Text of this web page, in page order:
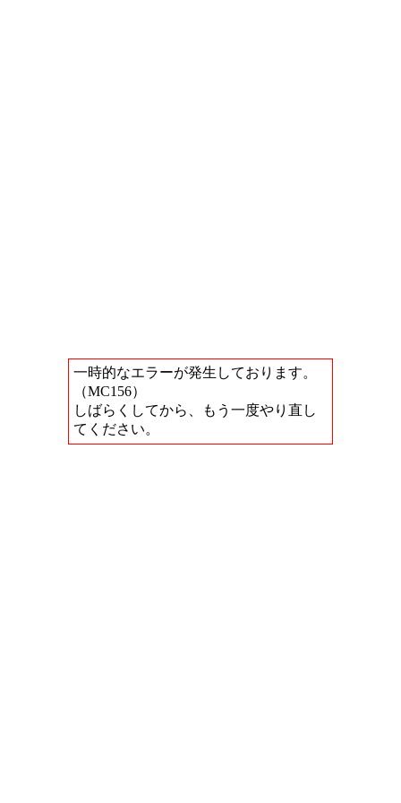
一時的なエラーが発生しております。
（MC156）
しばらくしてから、もう一度やり直し
てください。